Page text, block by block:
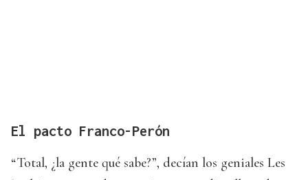
El pacto Franco-Perón
“Total, ¿la gente qué sabe?”, decían los geniales Les